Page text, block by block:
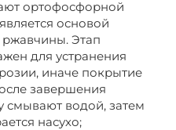
ортофосфорной
основой
Этап
для устранения
иначе покрытие
завершения
смывают водой, затем
насухо;